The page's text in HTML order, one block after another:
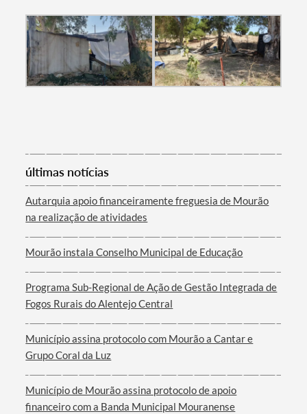
Termo de Pesquisa
Filtros
últimas notícias
Autarquia apoio financeiramente freguesia de Mourão
na realização de atividades
Mourão instala Conselho Municipal de Educação
Programa Sub-Regional de Ação de Gestão Integrada de
Fogos Rurais do Alentejo Central
Município assina protocolo com Mourão a Cantar e
Grupo Coral da Luz
Município de Mourão assina protocolo de apoio
financeiro com a Banda Municipal Mouranense